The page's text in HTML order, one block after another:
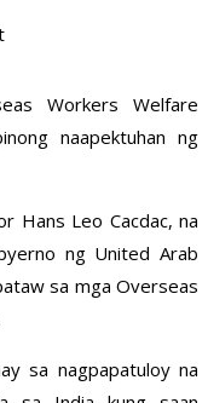
Workers Welfare
naapektuhan ng
Hans Leo Cacdac, na
ng United Arab
sa mga Overseas
sa nagpapatuloy na